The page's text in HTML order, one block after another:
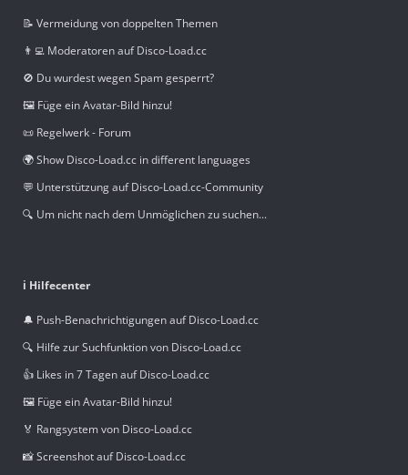
📝 Vermeidung von doppelten Themen
👨‍💻 Moderatoren auf Disco-Load.cc
🚫 Du wurdest wegen Spam gesperrt?
🖼️ Füge ein Avatar-Bild hinzu!
📜 Regelwerk - Forum
🌍 Show Disco-Load.cc in different languages
💬 Unterstützung auf Disco-Load.cc-Community
🔍 Um nicht nach dem Unmöglichen zu suchen...
ℹ️ Hilfecenter
🔔 Push-Benachrichtigungen auf Disco-Load.cc
🔍 Hilfe zur Suchfunktion von Disco-Load.cc
👍 Likes in 7 Tagen auf Disco-Load.cc
🖼️ Füge ein Avatar-Bild hinzu!
🏅 Rangsystem von Disco-Load.cc
📸 Screenshot auf Disco-Load.cc